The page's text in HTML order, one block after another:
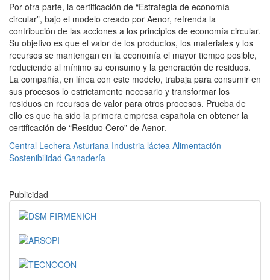
Por otra parte, la certificación de “Estrategia de economía
circular”, bajo el modelo creado por Aenor, refrenda la
contribución de las acciones a los principios de economía circular.
Su objetivo es que el valor de los productos, los materiales y los
recursos se mantengan en la economía el mayor tiempo posible,
reduciendo al mínimo su consumo y la generación de residuos.
La compañía, en línea con este modelo, trabaja para consumir en
sus procesos lo estrictamente necesario y transformar los
residuos en recursos de valor para otros procesos. Prueba de
ello es que ha sido la primera empresa española en obtener la
certificación de “Residuo Cero” de Aenor.
Central Lechera Asturiana Industria láctea Alimentación
Sostenibilidad Ganadería
Publicidad